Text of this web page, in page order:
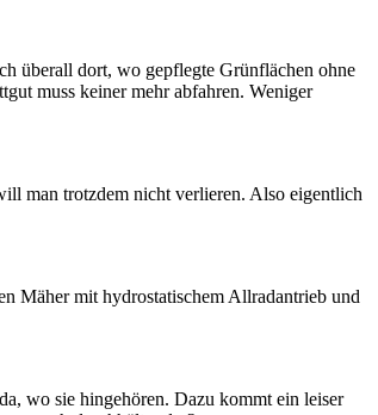
überall dort, wo gepflegte Grünflächen ohne
muss keiner mehr abfahren. Weniger
man trotzdem nicht verlieren. Also eigentlich
Mäher mit hydrostatischem Allradantrieb und
wo sie hingehören. Dazu kommt ein leiser